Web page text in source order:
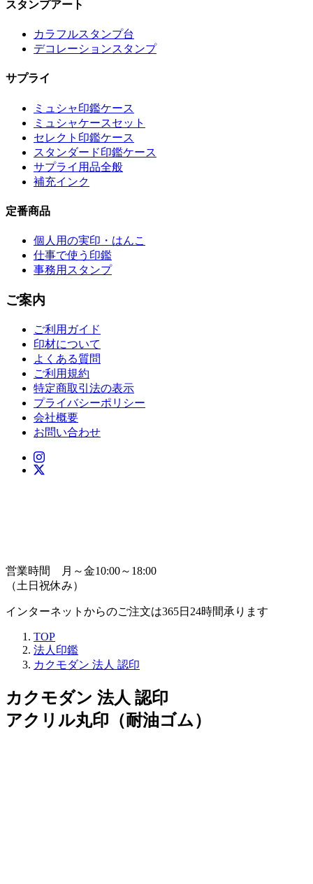
スタンプアート
カラフルスタンプ台
デコレーションスタンプ
サプライ
ミュシャ印鑑ケース
ミュシャケースセット
セレクト印鑑ケース
スタンダード印鑑ケース
サプライ用品全般
補充インク
定番商品
個人用の実印・はんこ
仕事で使う印鑑
事務用スタンプ
ご案内
ご利用ガイド
印材について
よくある質問
ご利用規約
特定商取引法の表示
プライバシーポリシー
会社概要
お問い合わせ
営業時間 月～金10:00～18:00
（土日祝休み）
インターネットからのご注文は365日24時間承ります
TOP
法人印鑑
カクモダン 法人 認印
カクモダン 法人 認印
アクリル丸印（耐油ゴム）